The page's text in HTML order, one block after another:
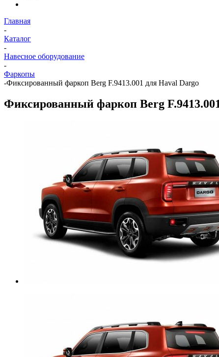
Главная
-
Каталог
-
Навесное оборудование
-
Фаркопы
-Фиксированный фаркоп Berg F.9413.001 для Haval Dargo
Фиксированный фаркоп Berg